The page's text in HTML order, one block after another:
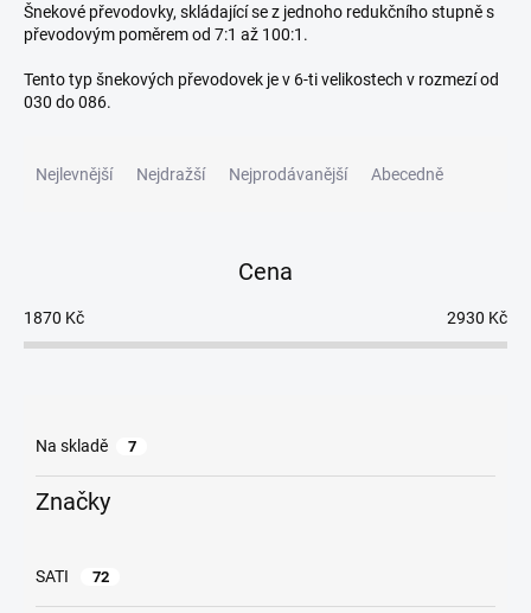
Šnekové převodovky, skládající se z jednoho redukčního stupně s
převodovým poměrem od 7:1 až 100:1.
Tento typ šnekových převodovek je v 6-ti velikostech v rozmezí od
030 do 086.
r
o
Nejlevnější Nejdražší Nejprodávanější Abecedně
Cena
1870 Kč 2930 Kč
Na skladě 7
Značky
SATI 72